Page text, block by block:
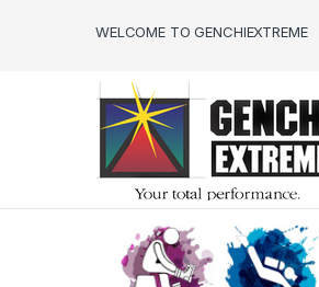
WELCOME TO GENCHIEXTREME
LIFESTYLE